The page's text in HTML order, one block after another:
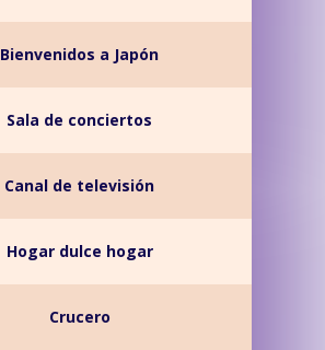
Bienvenidos a Japón
Sala de conciertos
Canal de televisión
Hogar dulce hogar
Crucero